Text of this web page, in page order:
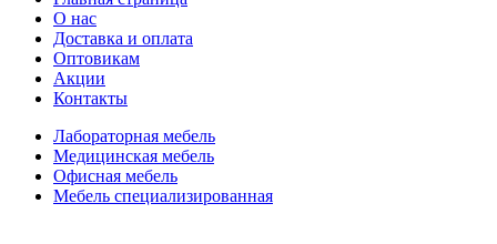
О нас
Доставка и оплата
Оптовикам
Акции
Контакты
Лабораторная мебель
Медицинская мебель
Офисная мебель
Мебель специализированная